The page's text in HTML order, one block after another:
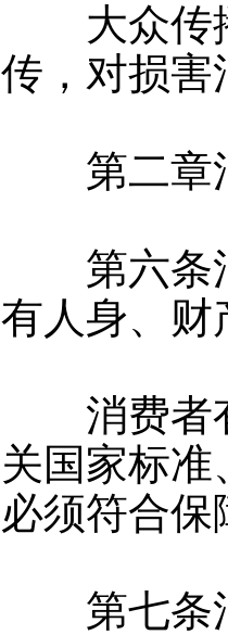
大众传播
传，对损害
第二章
第六条消
有人身、财
消费者有
关国家标
必须符合
第七条消